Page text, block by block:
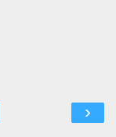
›